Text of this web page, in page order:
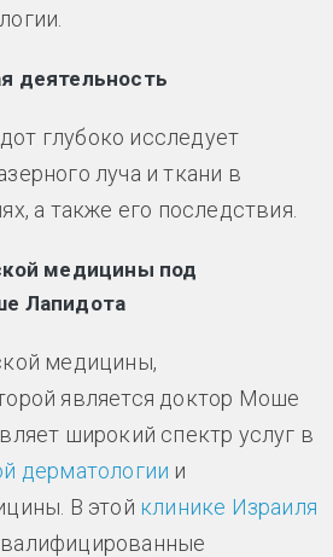
деятельность
глубоко исследует
луча и ткани в
а также его последствия.
медицины под
Лапидота
медицины,
является доктор Моше
широкий спектр услуг в
дерматологии и
В этой клинике Израиля